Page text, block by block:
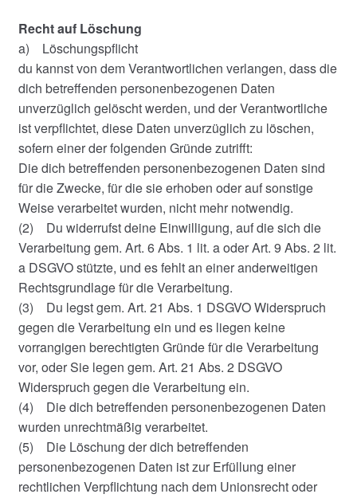
Recht auf Löschung
a) Löschungspflicht
du kannst von dem Verantwortlichen verlangen, dass die
dich betreffenden personenbezogenen Daten
unverzüglich gelöscht werden, und der Verantwortliche
ist verpflichtet, diese Daten unverzüglich zu löschen,
sofern einer der folgenden Gründe zutrifft:
Die dich betreffenden personenbezogenen Daten sind
für die Zwecke, für die sie erhoben oder auf sonstige
Weise verarbeitet wurden, nicht mehr notwendig.
(2) Du widerrufst deine Einwilligung, auf die sich die
Verarbeitung gem. Art. 6 Abs. 1 lit. a oder Art. 9 Abs. 2 lit.
a DSGVO stützte, und es fehlt an einer anderweitigen
Rechtsgrundlage für die Verarbeitung.
(3) Du legst gem. Art. 21 Abs. 1 DSGVO Widerspruch
gegen die Verarbeitung ein und es liegen keine
vorrangigen berechtigten Gründe für die Verarbeitung
vor, oder Sie legen gem. Art. 21 Abs. 2 DSGVO
Widerspruch gegen die Verarbeitung ein.
(4) Die dich betreffenden personenbezogenen Daten
wurden unrechtmäßig verarbeitet.
(5) Die Löschung der dich betreffenden
personenbezogenen Daten ist zur Erfüllung einer
rechtlichen Verpflichtung nach dem Unionsrecht oder